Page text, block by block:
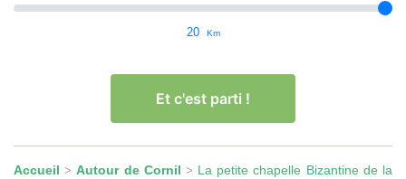
20 Km
Et c'est parti !
Accueil >Autour de Cornil > La petite chapelle Bizantine de la